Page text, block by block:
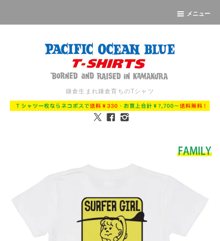
メニュー
鎌倉生まれ鎌倉育ちのTシャツ